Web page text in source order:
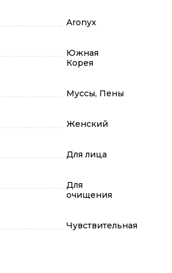
Aronyx
Южная
Корея
Муссы, Пены
Женский
Для лица
Для
очищения
Чувствительная